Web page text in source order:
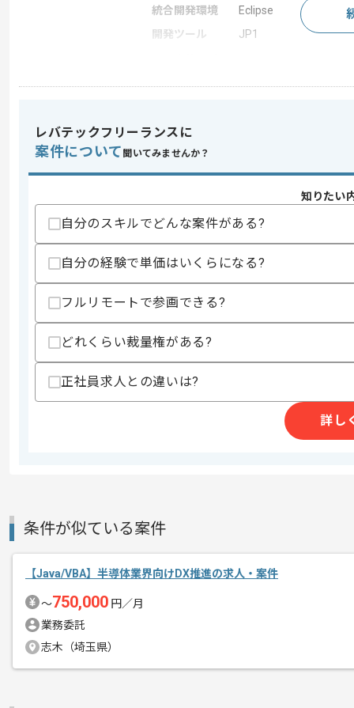
統合開発環境
Eclipse
開発ツール
JP1
スキル
・基本設計の経験
歓迎スキル
・販売管理システムの構築経験(特に在
・JavaでのPGM開発経験(Eclipse, RAD,
・中～大規模の基幹系システムの設計開
・テスト計画策定、品質計画策定の経験
・GD協業経験
・Struts, Spring, iBatisを使用した実装
スキルに不安がある方へ
上記に似た経験やスキルをお持ちであれば申
その他募集要項
レバテックフリーランスに
案件について 聞いてみませんか？
知りたい
自分のスキルでどんな案件がある?
自分の経験で単価はいくらになる?
フルリモートで参画できる?
どれくらい裁量権がある?
正社員求人との違いは?
詳し
条件が似ている案件
【Java/VBA】半導体業界向けDX推進の求人・案件
〜750,000 円／月
業務委託
志木（埼玉県）